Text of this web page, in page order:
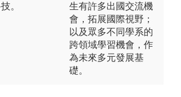
。
生有許多出國交流機
會，拓展國際視野；
以及眾多不同學系的
跨領域學習機會，作
為未來多元發展基
礎。